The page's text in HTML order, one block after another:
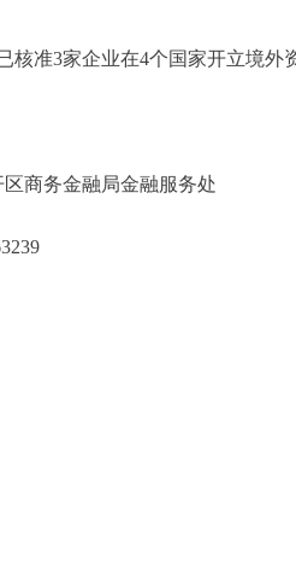
准3家企业在4个国家开立境外
商务金融局金融服务处